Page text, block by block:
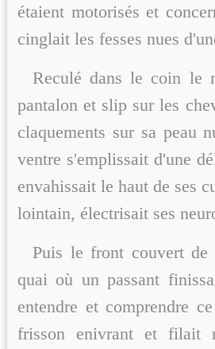
étaient motorisés et
cinglait les fesses nues
Reculé dans le coin le
pantalon et slip sur les
claquements sur sa peau
ventre s'emplissait d'une
envahissait le haut de ses
lointain, électrisait ses
Puis le front couvert
quai où un passant
entendre et comprendre
frisson enivrant et filait